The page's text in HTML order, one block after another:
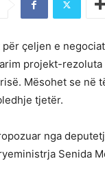
çeljen e
projekt-rezoluta
Mësohet se në
tjetër.
nga
Senida